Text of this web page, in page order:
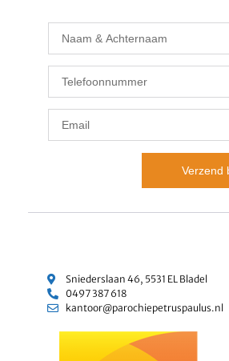
Verzend
Sniederslaan 46, 5531 EL Bladel
0497 387 618
kantoor@parochiepetruspaulus.nl